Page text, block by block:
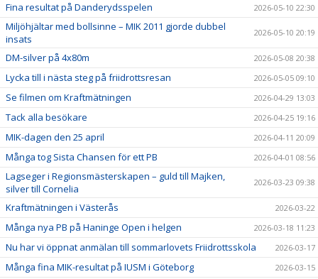
Fina resultat på Danderydsspelen 2026-05-10 22:30
Miljöhjältar med bollsinne – MIK 2011 gjorde dubbel
insats
2026-05-10 20:19
DM-silver på 4x80m 2026-05-08 20:38
Lycka till i nästa steg på friidrottsresan 2026-05-05 09:10
Se filmen om Kraftmätningen 2026-04-29 13:03
Tack alla besökare 2026-04-25 19:16
MIK-dagen den 25 april 2026-04-11 20:09
Många tog Sista Chansen för ett PB 2026-04-01 08:56
Lagseger i Regionsmästerskapen – guld till Majken,
silver till Cornelia
2026-03-23 09:38
Kraftmätningen i Västerås 2026-03-22
Många nya PB på Haninge Open i helgen 2026-03-18 11:23
Nu har vi öppnat anmälan till sommarlovets Friidrottsskola 2026-03-17
Många fina MIK-resultat på IUSM i Göteborg 2026-03-15